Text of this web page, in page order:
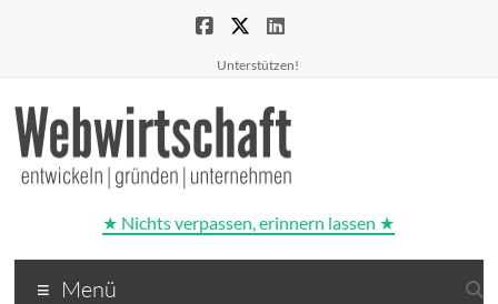
Unterstützen!
Webwirtschaft
★ Nichts verpassen, erinnern lassen ★
Menü